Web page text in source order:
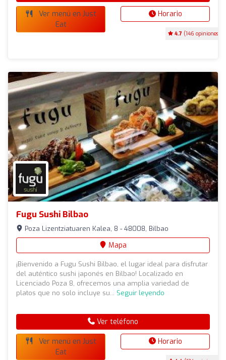
4.7 (146 opiniones)
Ver menú en Just
Eat
Horario
Fugu Sushi Bilbao
Poza Lizentziatuaren Kalea, 8 - 48008, Bilbao
Mapa
¡Bienvenido a Fugu Sushi Bilbao, el lugar ideal para disfrutar
del auténtico sushi japonés en Bilbao! Localizado en
Licenciado Poza 8, ofrecemos una amplia variedad de
platos que no solo incluye su... Seguir leyendo
Ver teléfono
Ver menú en Just
Eat
Horario